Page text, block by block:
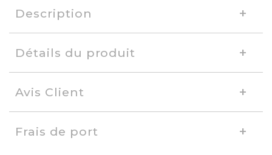
Description
Détails du produit
Avis Client
Frais de port